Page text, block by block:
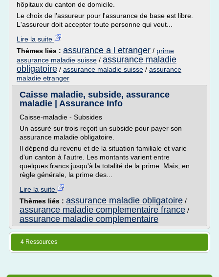
hôpitaux du canton de domicile.
Le choix de l'assureur pour l'assurance de base est libre.
L'assureur doit accepter toute personne qui veut...
Lire la suite
Thèmes liés : assurance a l etranger / prime
assurance maladie suisse / assurance maladie
obligatoire / assurance maladie suisse / assurance
maladie etranger
Caisse maladie, subside, assurance
maladie | Assurance Info
Caisse-maladie - Subsides
Un assuré sur trois reçoit un subside pour payer son
assurance maladie obligatoire.
Il dépend du revenu et de la situation familiale et varie
d'un canton à l'autre. Les montants varient entre
quelques francs jusqu'à la totalité de la prime. Mais, en
règle générale, la prime des...
Lire la suite
Thèmes liés : assurance maladie obligatoire /
assurance maladie complementaire france /
assurance maladie complementaire
4 Ressources